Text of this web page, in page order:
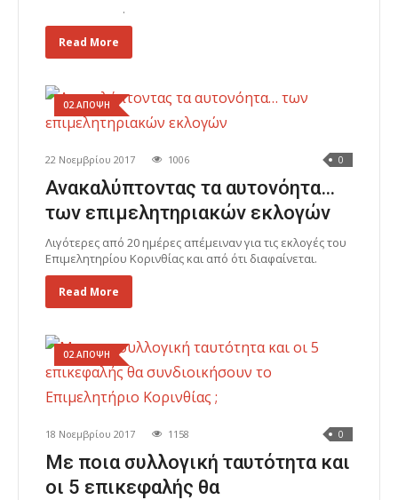
.
Read More
02.ΑΠΟΨΗ
22 Νοεμβρίου 2017 1006 0
Ανακαλύπτοντας τα αυτονόητα…
των επιμελητηριακών εκλογών
Λιγότερες από 20 ημέρες απέμειναν για τις εκλογές του
Επιμελητηρίου Κορινθίας και από ότι διαφαίνεται.
Read More
02.ΑΠΟΨΗ
18 Νοεμβρίου 2017 1158 0
Με ποια συλλογική ταυτότητα και
οι 5 επικεφαλής θα